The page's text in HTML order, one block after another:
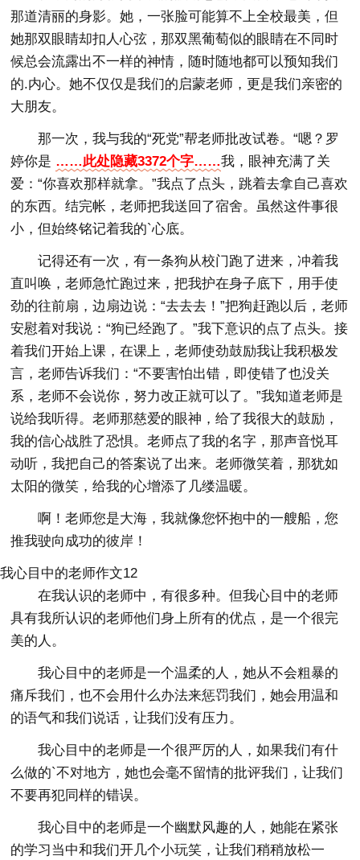
那道清丽的身影。她，一张脸可能算不上全校最美，但
她那双眼睛却扣人心弦，那双黑葡萄似的眼睛在不同时
候总会流露出不一样的神情，随时随地都可以预知我们
的.内心。她不仅仅是我们的启蒙老师，更是我们亲密的
大朋友。
那一次，我与我的“死党”帮老师批改试卷。“嗯？罗
婷你是 ……此处隐藏3372个字……我，眼神充满了关
爱：“你喜欢那样就拿。”我点了点头，跳着去拿自己喜欢
的东西。结完帐，老师把我送回了宿舍。虽然这件事很
小，但始终铭记着我的`心底。
记得还有一次，有一条狗从校门跑了进来，冲着我
直叫唤，老师急忙跑过来，把我护在身子底下，用手使
劲的往前扇，边扇边说：“去去去！”把狗赶跑以后，老师
安慰着对我说：“狗已经跑了。”我下意识的点了点头。接
着我们开始上课，在课上，老师使劲鼓励我让我积极发
言，老师告诉我们：“不要害怕出错，即使错了也没关
系，老师不会说你，努力改正就可以了。”我知道老师是
说给我听得。老师那慈爱的眼神，给了我很大的鼓励，
我的信心战胜了恐惧。老师点了我的名字，那声音悦耳
动听，我把自己的答案说了出来。老师微笑着，那犹如
太阳的微笑，给我的心增添了几缕温暖。
啊！老师您是大海，我就像您怀抱中的一艘船，您
推我驶向成功的彼岸！
我心目中的老师作文12
在我认识的老师中，有很多种。但我心目中的老师
具有我所认识的老师他们身上所有的优点，是一个很完
美的人。
我心目中的老师是一个温柔的人，她从不会粗暴的
痛斥我们，也不会用什么办法来惩罚我们，她会用温和
的语气和我们说话，让我们没有压力。
我心目中的老师是一个很严厉的人，如果我们有什
么做的`不对地方，她也会毫不留情的批评我们，让我们
不要再犯同样的错误。
我心目中的老师是一个幽默风趣的人，她能在紧张
的学习当中和我们开几个小玩笑，让我们稍稍放松一